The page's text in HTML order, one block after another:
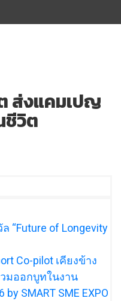
ส่งแคมเปญ
ชีวิต
“Future of Longevity
Co-pilot เคียงข้าง
มออกบูทในงาน
SMART SME EXPO